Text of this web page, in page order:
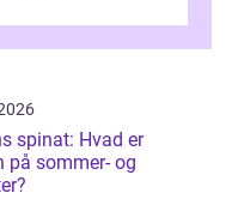
spinat: Hvad er
på sommer- og